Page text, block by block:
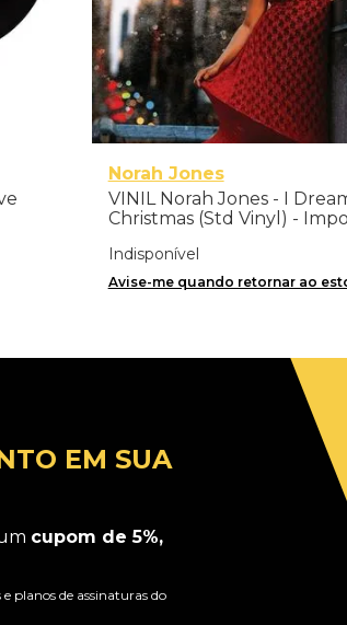
Norah Jones
VINIL Norah Jones - I
Christmas (Std Vinyl) -
Indisponível
Avise-me quando retornar ao
EM SUA
cupom de 5%,
planos de assinaturas do